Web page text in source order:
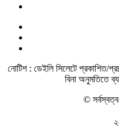
নোটিশ : ডেইলি সিলেটে প্রকাশিত/
বিনা অনুমতিতে
© সর্বস্বত্ব